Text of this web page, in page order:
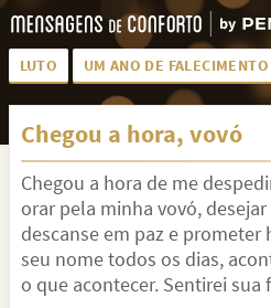
LUTO UM ANO DE FALECIMENTO
LUTO PARA AMIGA
SAUDADES DA MÃE
PÊSAMES PARA AMIGA
MEUS SENTIMENTOS
FRASES DE LUTO PARA AMIGO
Chegou a hora, vovó
Chegou a hora de me
orar pela minha vovó,
descanse em paz e prometer
seu nome todos os dias,
o que acontecer. Sentirei sua